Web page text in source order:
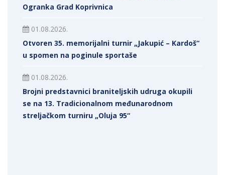
Ogranka Grad Koprivnica
01.08.2026.
Otvoren 35. memorijalni turnir „Jakupić – Kardoš“
u spomen na poginule sportaše
01.08.2026.
Brojni predstavnici braniteljskih udruga okupili
se na 13. Tradicionalnom međunarodnom
streljačkom turniru „Oluja 95“